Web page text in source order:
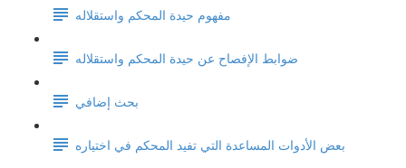
مفهوم حيدة المحكم واستقلاله
ضوابط الإفصاح عن حيدة المحكم واستقلاله
بحث إضافي
بعض الأدوات المساعدة التي تفيد المحكم في اختياره